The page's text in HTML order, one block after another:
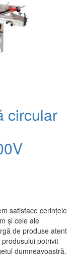
circular
satisface cerințele
și cele ale
de produse atent
potrivit
dumneavoastră.